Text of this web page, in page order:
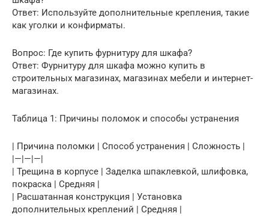
Ответ: Используйте дополнительные крепления, такие
как уголки и конфирматы.
Вопрос: Где купить фурнитуру для шкафа?
Ответ: Фурнитуру для шкафа можно купить в
строительных магазинах, магазинах мебели и интернет-
магазинах.
Таблица 1: Причины поломок и способы устранения
| Причина поломки | Способ устранения | Сложность |
|—|—|—|
| Трещина в корпусе | Заделка шпаклевкой, шлифовка,
покраска | Средняя |
| Расшатанная конструкция | Установка
дополнительных креплений | Средняя |